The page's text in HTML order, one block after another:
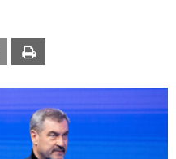
Email